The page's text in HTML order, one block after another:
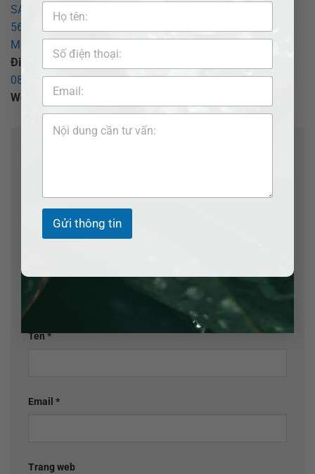
Gửi thông tin
SAIGON – CHI NHÁNH BÌNH DƯƠNG
569 Đại lộ Bình Dương, phường Thủ Dầu Một, TP Hồ Chí
Minh
Điện thoại: 0377.377.877
0855.017.017(Hôn nhân) -0907 520 537(Tố tụng)
Website: adbsaigon.com
Bình luận
Tên*
Email *
Trang web